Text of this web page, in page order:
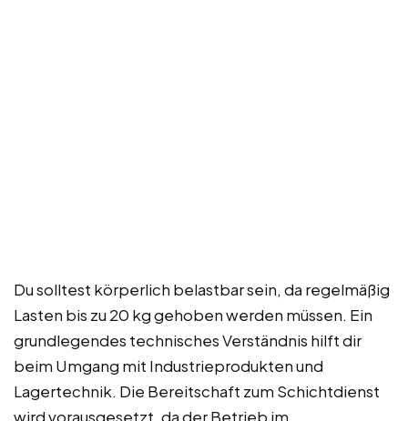
Du solltest körperlich belastbar sein, da regelmäßig
Lasten bis zu 20 kg gehoben werden müssen. Ein
grundlegendes technisches Verständnis hilft dir
beim Umgang mit Industrieprodukten und
Lagertechnik. Die Bereitschaft zum Schichtdienst
wird vorausgesetzt, da der Betrieb im